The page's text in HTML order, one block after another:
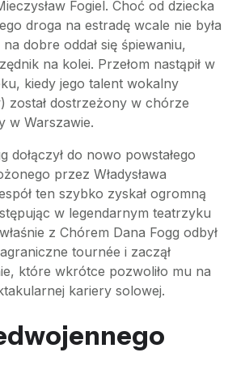
Fogiel. Choć od dziecka
droga na estradę wcale nie była
dobre oddał się śpiewaniu,
na kolei. Przełom nastąpił w
kiedy jego talent wokalny
został dostrzeżony w chórze
w Warszawie.
dołączył do nowo powstałego
przez Władysława
ten szybko zyskał ogromną
w legendarnym teatrzyku
z Chórem Dana Fogg odbył
tournée i zaczął
które wkrótce pozwoliło mu na
kariery solowej.